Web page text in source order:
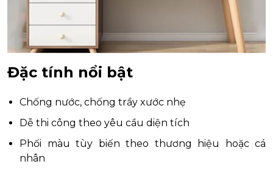
Đặc tính nổi bật
Chống nước, chống trầy xước nhẹ
Dễ thi công theo yêu cầu diện tích
Phối màu tùy biến theo thương hiệu hoặc cá
nhân